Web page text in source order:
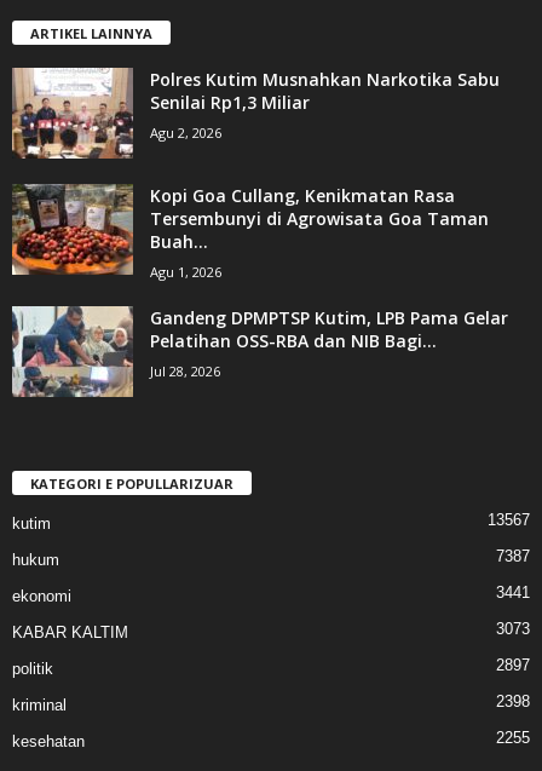
ARTIKEL LAINNYA
Polres Kutim Musnahkan Narkotika Sabu
Senilai Rp1,3 Miliar
Agu 2, 2026
Kopi Goa Cullang, Kenikmatan Rasa
Tersembunyi di Agrowisata Goa Taman
Buah...
Agu 1, 2026
Gandeng DPMPTSP Kutim, LPB Pama Gelar
Pelatihan OSS-RBA dan NIB Bagi...
Jul 28, 2026
KATEGORI E POPULLARIZUAR
kutim 13567
hukum 7387
ekonomi 3441
KABAR KALTIM 3073
politik 2897
kriminal 2398
kesehatan 2255